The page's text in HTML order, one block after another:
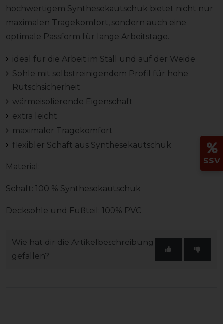
hochwertigem Synthesekautschuk bietet nicht nur
maximalen Tragekomfort, sondern auch eine
optimale Passform für lange Arbeitstage.
ideal für die Arbeit im Stall und auf der Weide
Sohle mit selbstreinigendem Profil für hohe
Rutschsicherheit
wärmeisolierende Eigenschaft
extra leicht
maximaler Tragekomfort
flexibler Schaft aus Synthesekautschuk
Material:
Schaft: 100 % Synthesekautschuk
Decksohle und Fußteil: 100% PVC
Wie hat dir die Artikelbeschreibung
gefallen?
SSV